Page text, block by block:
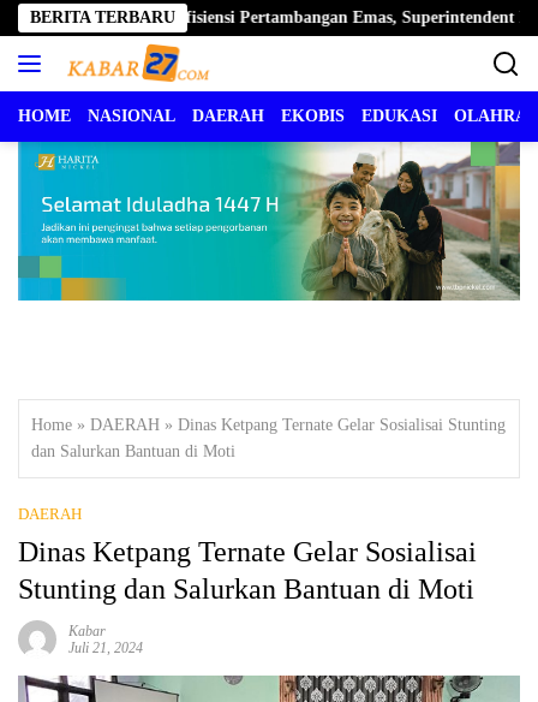
Langsung
ke
konten
BERITA TERBARU
Kunci Efisiensi Pertambangan Emas, Superintendent NHM
HOME NASIONAL DAERAH EKOBIS EDUKASI
Home » DAERAH » Dinas Ketpang Ternate Gelar Sosialisai Stunting
dan Salurkan Bantuan di Moti
DAERAH
Dinas Ketpang Ternate Gelar Sosialisai
Stunting dan Salurkan Bantuan di Moti
Kabar
Juli 21, 2024